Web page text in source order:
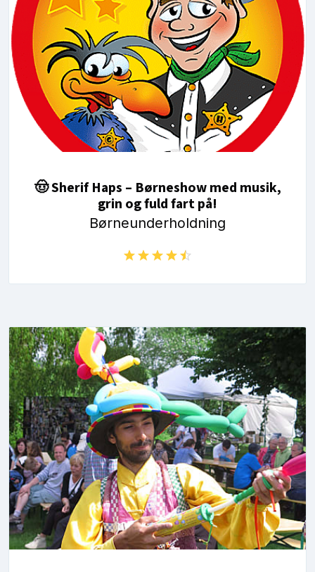
🤠 Sherif Haps – Børneshow med musik,
grin og fuld fart på!
Børneunderholdning